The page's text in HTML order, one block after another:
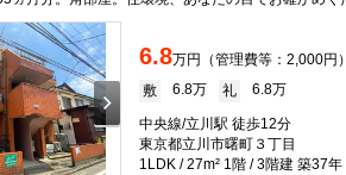
6.8万円（管理費等：2,000円）
敷 6.8万 礼 6.8万
中央線/立川駅 徒歩12分
東京都立川市曙町３丁目
1LDK / 27m² 1階 / 3階建 築37年